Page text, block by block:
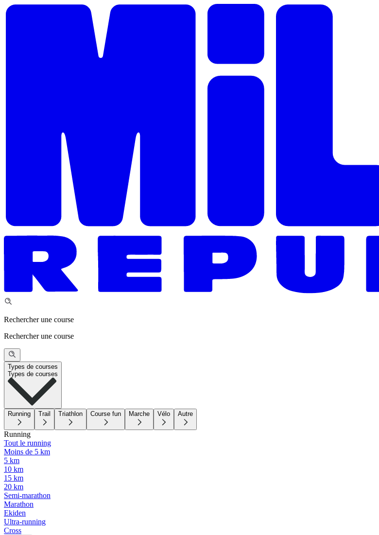
Rechercher une course
Rechercher une course
Types de courses
Types de courses
Running Trail Triathlon Course fun Marche Vélo Autre
Running
Tout le running
Moins de 5 km
5 km
10 km
15 km
20 km
Semi-marathon
Marathon
Ekiden
Ultra-running
Cross